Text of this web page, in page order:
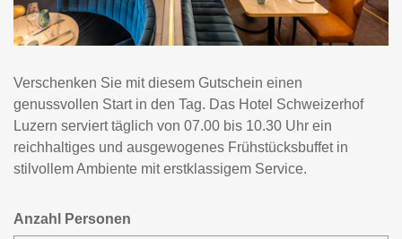
Verschenken Sie mit diesem Gutschein einen
genussvollen Start in den Tag. Das Hotel Schweizerhof
Luzern serviert täglich von 07.00 bis 10.30 Uhr ein
reichhaltiges und ausgewogenes Frühstücksbuffet in
stilvollem Ambiente mit erstklassigem Service.
Anzahl Personen